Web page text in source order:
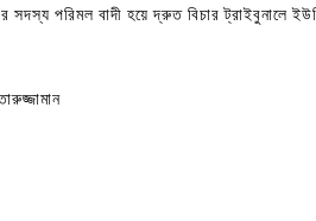
পরিমল বাদী হয়ে দ্রুত বিচার ট্রাইবুনালে